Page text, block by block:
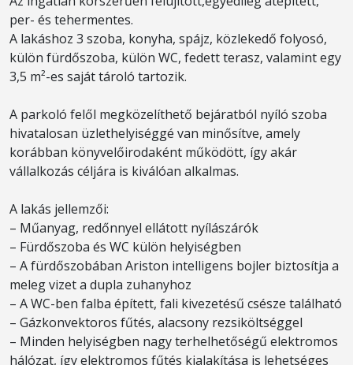
per- és tehermentes.
A lakáshoz 3 szoba, konyha, spájz, közlekedő folyosó,
külön fürdőszoba, külön WC, fedett terasz, valamint egy
3,5 m²-es saját tároló tartozik.
A parkoló felől megközelíthető bejáratból nyíló szoba
hivatalosan üzlethelyiséggé van minősítve, amely
korábban könyvelőirodaként működött, így akár
vállalkozás céljára is kiválóan alkalmas.
A lakás jellemzői:
– Műanyag, redőnnyel ellátott nyílászárók
– Fürdőszoba és WC külön helyiségben
– A fürdőszobában Ariston intelligens bojler biztosítja a
meleg vizet a dupla zuhanyhoz
– A WC-ben falba épített, fali kivezetésű csésze található
– Gázkonvektoros fűtés, alacsony rezsiköltséggel
– Minden helyiségben nagy terhelhetőségű elektromos
hálózat, így elektromos fűtés kialakítása is lehetséges